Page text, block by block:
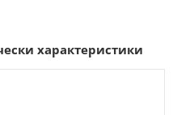
характеристики